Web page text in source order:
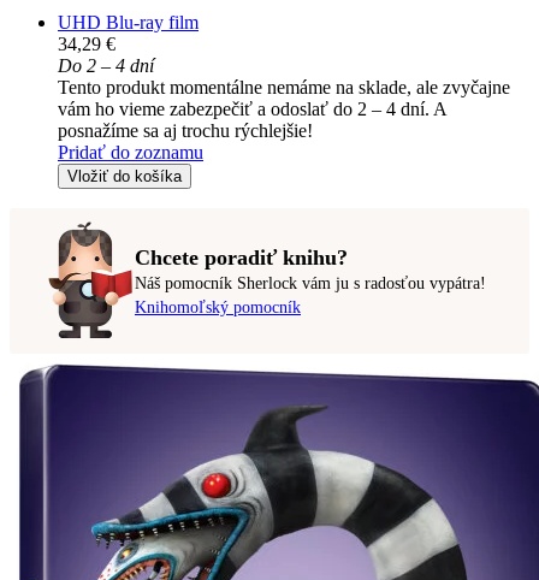
UHD Blu-ray film
34,29 €
Do 2 – 4 dní
Tento produkt momentálne nemáme na sklade, ale zvyčajne
vám ho vieme zabezpečiť a odoslať do 2 – 4 dní. A
posnažíme sa aj trochu rýchlejšie!
Pridať do zoznamu
Vložiť do košíka
Chcete poradiť knihu?
Náš pomocník Sherlock vám ju s radosťou vypátra!
Knihomoľský pomocník